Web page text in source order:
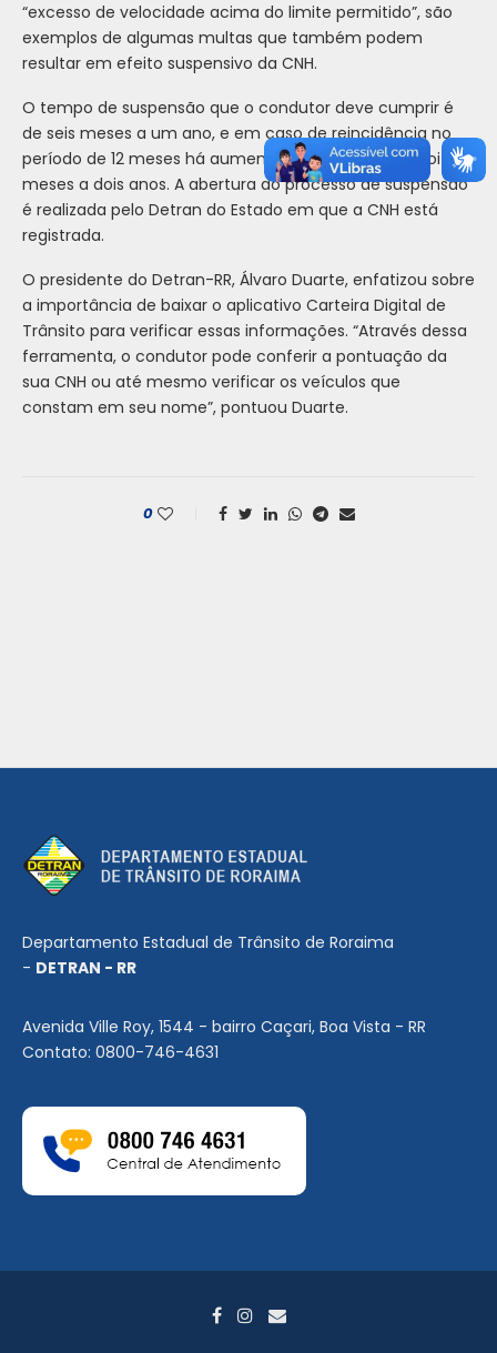
“excesso de velocidade acima do limite permitido”, são
exemplos de algumas multas que também podem
resultar em efeito suspensivo da CNH.
O tempo de suspensão que o condutor deve cumprir é
de seis meses a um ano, e em caso de reincidência no
período de 12 meses há aumento da penalidade de oito
meses a dois anos. A abertura do processo de suspensão
é realizada pelo Detran do Estado em que a CNH está
registrada.
O presidente do Detran-RR, Álvaro Duarte, enfatizou sobre
a importância de baixar o aplicativo Carteira Digital de
Trânsito para verificar essas informações. “Através dessa
ferramenta, o condutor pode conferir a pontuação da
sua CNH ou até mesmo verificar os veículos que
constam em seu nome”, pontuou Duarte.
0
Departamento Estadual de Trânsito de Roraima
- DETRAN - RR
Avenida Ville Roy, 1544 - bairro Caçari, Boa Vista - RR
Contato: 0800-746-4631